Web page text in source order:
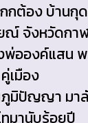
กต้อง บ้านกุ
ณ์ จังหวัดกา
พ่อองค์แสน
เมือง
มิปัญญา มาลั
มานับร้อยปี